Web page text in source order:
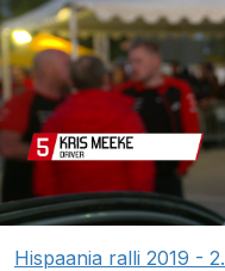
Hispaania ralli 2019 -